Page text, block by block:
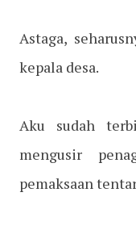
Astaga,
kepala desa.
Aku sudah
mengusir
pemaksaan